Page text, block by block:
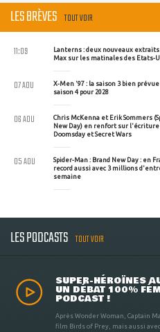
LES BRÈVES TOUT VOIR
Lanterns : deux nouveaux extraits
Max sur les matinales des Etats-
11:09
X-Men '97 : la saison 3 bien
saison 4 pour 2028
07 AOU
Chris McKenna et Erik Sommers
New Day) en renfort sur l'écriture
Doomsday et Secret Wars
06 AOU
Spider-Man : Brand New Day : en
record aussi avec 3 millions
semaine
05 AOU
LES PODCASTS TOUT VOIR
SUPER-HÉROÏNES
UN DÉBAT 100%
PODCAST !
Après Wonder Woman, Captain
film Birds of Prey, mais aussi